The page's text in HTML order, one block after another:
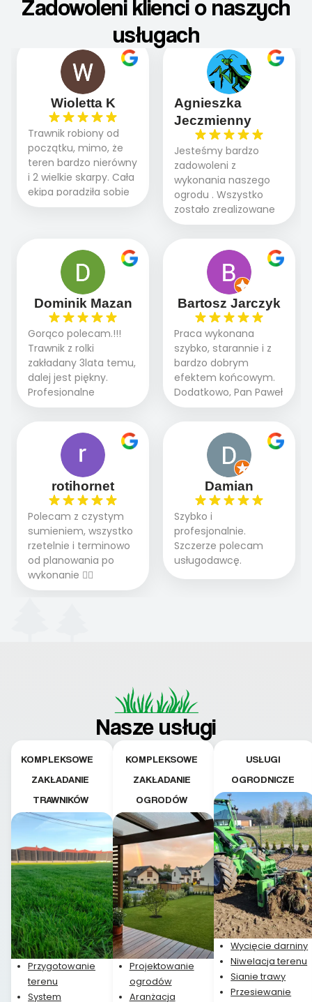
Zadowoleni klienci o naszych
usługach
Wioletta K
Trawnik robiony od
początku, mimo, że
teren bardzo nierówny
i 2 wielkie skarpy. Cała
ekipa poradziła sobie
WSPANIALE od
panowie wiedzą co
robią. Wszystko poszło
sprawnie i szybko.
Doradztwo w
pielęgnacji trawnika
teraz i na późniejszym
etapie jest dużym
plusem. Teraz razem
z dzieckiem i małym
pieskiem cieszymy się
pięknym trawnikiem :)
A trawa robi efekt
Agnieszka
Jeczmienny
Jesteśmy bardzo
zadowoleni z
wykonania naszego
ogrodu . Wszystko
zostało zrealizowane
fachowo, rzetelnie i
oczekiwaniami. Prace
przebiegały sprawnie
dzięki temu,że firma
działa kompleksowo :
ogrodnictwo,nawodnienie,
brukarstwo.Efekt
końcowy przerósł
nasze oczekiwania.
Polecamy tę firmę
wszystkim , którzy
marzą o pięknym
Dominik Mazan
Gorąco polecam.!!!
Trawnik z rolki
zakładany 3lata temu,
dalej jest piękny.
Profesjonalne
podejście do pracy,
2 zlecenia na rolkę.
Polecam.
Bartosz Jarczyk
Praca wykonana
szybko, starannie i z
bardzo dobrym
efektem końcowym.
Dodatkowo, Pan Paweł
chętnie udziela porad
rotihornet
Polecam z czystym
sumieniem, wszystko
rzetelnie i terminowo
od planowania po
wykonanie 👍🏻
Damian
Szybko i
profesjonalnie.
Szczerze polecam
usługodawcę.
Nasze usługi
KOMPLEKSOWE
ZAKŁADANIE
TRAWNIKÓW
Przygotowanie
terenu
System
KOMPLEKSOWE
ZAKŁADANIE
OGRODÓW
Projektowanie
ogrodów
Aranżacja
USŁUGI
OGRODNICZE
Wycięcie darniny
Niwelacja terenu
Sianie trawy
Przesiewanie